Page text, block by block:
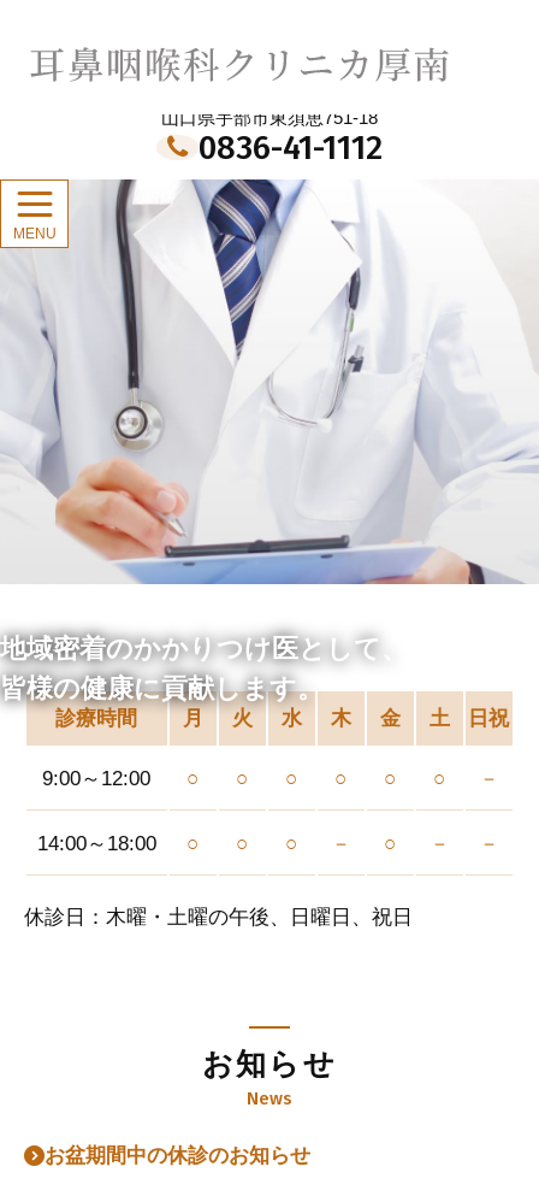
耳鼻咽喉科クリニカ厚南
山口県宇部市東須恵751-18
0836-41-1112
地域密着のかかりつけ医として、
皆様の健康に貢献します。
診療時間 月 火 水 木 金 土 日祝
9:00～12:00 ○ ○ ○ ○ ○ ○ －
14:00～18:00 ○ ○ ○ － ○ － －
休診日：木曜・土曜の午後、日曜日、祝日
お知らせ
お盆期間中の休診のお知らせ